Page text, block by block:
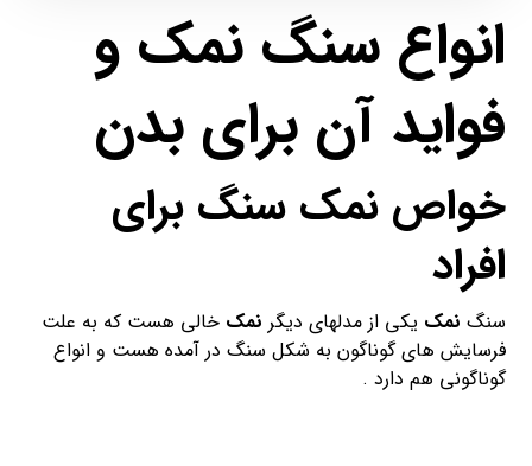
انواع سنگ نمک و
فواید آن برای بدن
خواص نمک سنگ برای
افراد
سنگ نمک یکی از مدلهای دیگر نمک خالی هست که به علت
فرسایش های گوناگون به شکل سنگ در آمده هست و انواع
گوناگونی هم دارد .